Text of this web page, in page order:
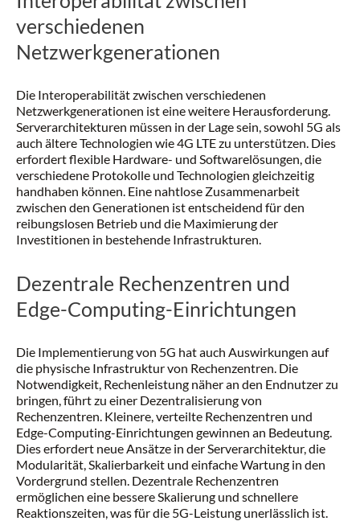
verschiedenen
Netzwerkgenerationen
Die Interoperabilität zwischen verschiedenen
Netzwerkgenerationen ist eine weitere Herausforderung.
Serverarchitekturen müssen in der Lage sein, sowohl 5G als
auch ältere Technologien wie 4G LTE zu unterstützen. Dies
erfordert flexible Hardware- und Softwarelösungen, die
verschiedene Protokolle und Technologien gleichzeitig
handhaben können. Eine nahtlose Zusammenarbeit
zwischen den Generationen ist entscheidend für den
reibungslosen Betrieb und die Maximierung der
Investitionen in bestehende Infrastrukturen.
Dezentrale Rechenzentren und
Edge-Computing-Einrichtungen
Die Implementierung von 5G hat auch Auswirkungen auf
die physische Infrastruktur von Rechenzentren. Die
Notwendigkeit, Rechenleistung näher an den Endnutzer zu
bringen, führt zu einer Dezentralisierung von
Rechenzentren. Kleinere, verteilte Rechenzentren und
Edge-Computing-Einrichtungen gewinnen an Bedeutung.
Dies erfordert neue Ansätze in der Serverarchitektur, die
Modularität, Skalierbarkeit und einfache Wartung in den
Vordergrund stellen. Dezentrale Rechenzentren
ermöglichen eine bessere Skalierung und schnellere
Reaktionszeiten, was für die 5G-Leistung unerlässlich ist.